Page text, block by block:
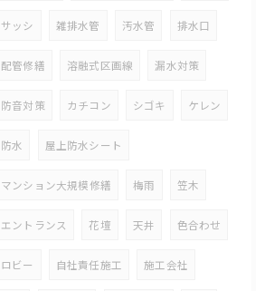
サッシ 雑排水管 汚水管 排水口
配管修繕 溶融式区画線 漏水対策
防音対策 カチコン シゴキ ケレン
防水 屋上防水シート
マンション大規模修繕 梅雨 笠木
エントランス 花壇 天井 色合わせ
ロビー 自社責任施工 施工会社